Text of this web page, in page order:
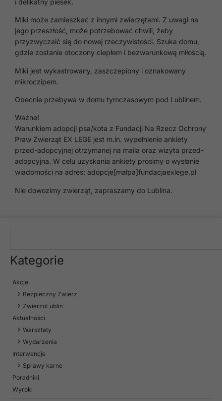
Miki może zamieszkać z innymi zwierzętami. Z uwagi na
jego przeszłość, może potrzebować chwili, żeby
przyzwyczaić się do nowej rzeczywistości. Szuka domu,
gdzie zostanie otoczony ciepłem i bezwarunkową miłością.
Miki jest wykastrowany, zaszczepiony i oznakowany
mikroczipem.
Obecnie przebywa w domu tymczasowym pod Lublinem.
Ważne!
Warunkiem adopcji psa/kota z Fundacji Na Rzecz Ochrony
Praw Zwierząt EX LEGE jest m.in. wypełnienie ankiety
przed-adopcyjnej otrzymanej na maila oraz wizyta przed-
adopcyjna. W celu uzyskania ankiety prosimy o wysłanie
wiadomości na adres: adopcje[małpa]fundacjaexlege.pl
Nie dowozimy zwierząt, zapraszamy do Lublina.
Kategorie
Akcje
Bezpieczny Zwierz
ZwierzoLublin
Aktualności
Warsztaty
Wydarzenia
Interwencje
Sprawy karne
Poradniki
Wyroki